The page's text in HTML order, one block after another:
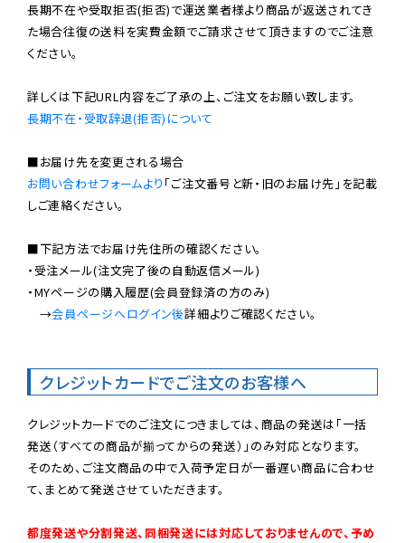
長期不在や受取拒否(拒否)で運送業者様より商品が返送されてき
た場合往復の送料を実費金額でご請求させて頂きますのでご注意
ください。
長期不在・受取辞退(拒否)について
お問い合わせフォームより 「ご注文番号と新・旧のお届け先」を記載
しご連絡ください。
■下記方法でお届け先住所の確認ください。
・受注メール(注文完了後の自動返信メール)
・MYページの購入履歴(会員登録済の方のみ)
→会員ページへログイン後詳細よりご確認ください。
クレジットカードでご注文のお客様へ
クレジットカードでのご注文につきましては、商品の発送は「一括
発送（すべての商品が揃ってからの発送）」のみ対応となります。
そのため、ご注文商品の中で入荷予定日が一番遅い商品に合わせ
て、まとめて発送させていただきます。
都度発送や分割発送、同梱発送には対応しておりませんので、予め